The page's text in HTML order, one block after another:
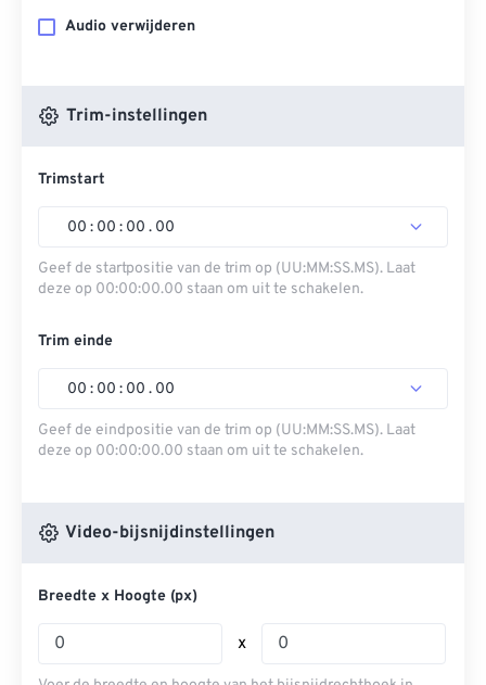
Audio verwijderen
Trim-instellingen
Trimstart
00 : 00 : 00 . 00
Geef de startpositie van de trim op (UU:MM:SS.MS). Laat
deze op 00:00:00.00 staan ​​om uit te schakelen.
Trim einde
00 : 00 : 00 . 00
Geef de eindpositie van de trim op (UU:MM:SS.MS). Laat
deze op 00:00:00.00 staan ​​om uit te schakelen.
Video-bijsnijdinstellingen
Breedte x Hoogte (px)
x